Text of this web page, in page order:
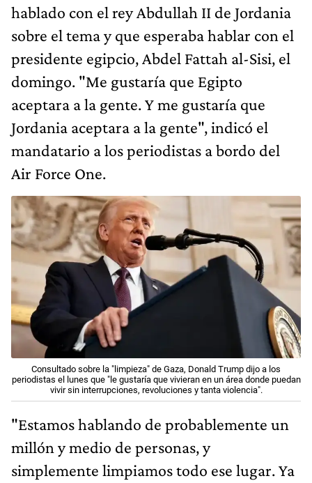
hablado con el rey Abdullah II de Jordania
sobre el tema y que esperaba hablar con el
presidente egipcio, Abdel Fattah al-Sisi, el
domingo. "Me gustaría que Egipto
aceptara a la gente. Y me gustaría que
Jordania aceptara a la gente", indicó el
mandatario a los periodistas a bordo del
Air Force One.
Consultado sobre la "limpieza" de Gaza, Donald Trump dijo a los
periodistas el lunes que "le gustaría que vivieran en un área donde puedan
vivir sin interrupciones, revoluciones y tanta violencia".
"Estamos hablando de probablemente un
millón y medio de personas, y
simplemente limpiamos todo ese lugar. Ya